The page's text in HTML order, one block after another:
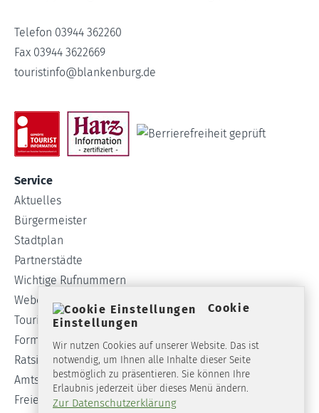
Telefon 03944 362260
Fax 03944 3622669
touristinfo@blankenburg.de
Service
Aktuelles
Bürgermeister
Stadtplan
Partnerstädte
Wichtige Rufnummern
Webcam
Tourist-Info
Formulare
Ratsinformationssystem
Amtsblatt
Freie Stellen
Cookie
Einstellungen
Wir nutzen Cookies auf unserer Website. Das ist
notwendig, um Ihnen alle Inhalte dieser Seite
bestmöglich zu präsentieren. Sie können Ihre
Erlaubnis jederzeit über dieses Menü ändern.
Zur Datenschutzerklärung